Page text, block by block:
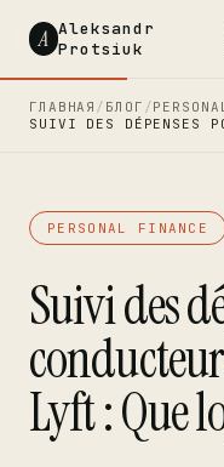
A Aleksandr
Protsiuk
ГЛАВНАЯ / БЛОГ /
SUIVI DES DÉPENSES
PERSONAL FINANCE
Suivi des
Lyft : Que